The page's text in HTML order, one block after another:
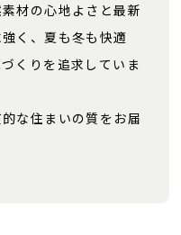
材の心地よさと最新
く、夏も冬も快適
くりを追求していま
な住まいの質をお届